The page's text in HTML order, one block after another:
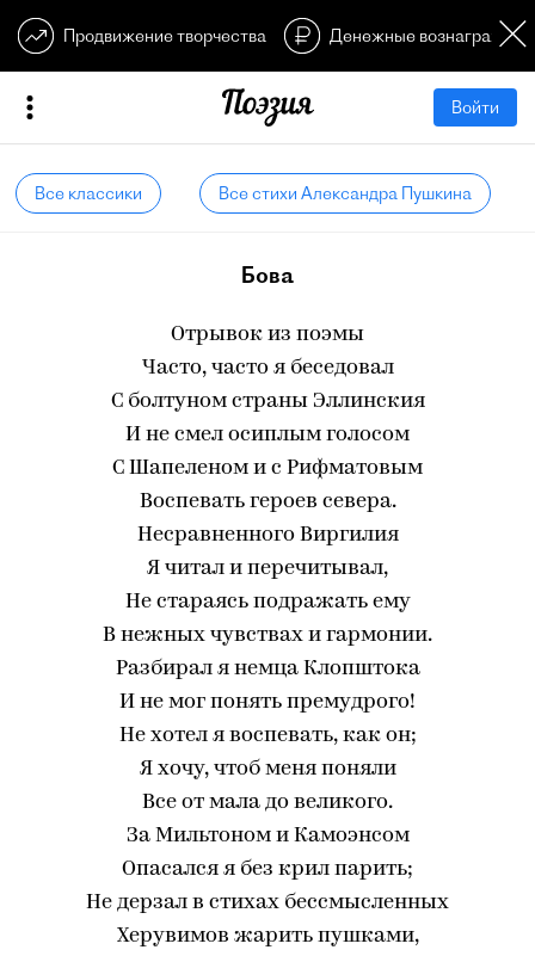
Продвижение творчества Денежные
Войти
Все классики Все стихи Александра Пушкина
Бова
Отрывок из поэмы
Часто, часто я беседовал
С болтуном страны Эллинския
И не смел осиплым голосом
С Шапеленом и с Рифматовым
Воспевать героев севера.
Несравненного Виргилия
Я читал и перечитывал,
Не стараясь подражать ему
В нежных чувствах и гармонии.
Разбирал я немца Клопштока
И не мог понять премудрого!
Не хотел я воспевать, как он;
Я хочу, чтоб меня поняли
Все от мала до великого.
За Мильтоном и Камоэнсом
Опасался я без крил парить;
Не дерзал в стихах бессмысленных
Херувимов жарить пушками,